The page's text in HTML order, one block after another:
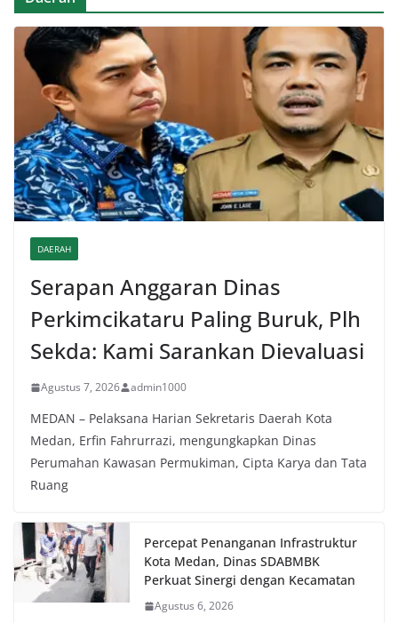
DAERAH
Serapan Anggaran Dinas
Perkimcikataru Paling Buruk, Plh
Sekda: Kami Sarankan Dievaluasi
Agustus 7, 2026 admin1000
MEDAN – Pelaksana Harian Sekretaris Daerah Kota
Medan, Erfin Fahrurrazi, mengungkapkan Dinas
Perumahan Kawasan Permukiman, Cipta Karya dan Tata
Ruang
Percepat Penanganan Infrastruktur
Kota Medan, Dinas SDABMBK
Perkuat Sinergi dengan Kecamatan
Agustus 6, 2026